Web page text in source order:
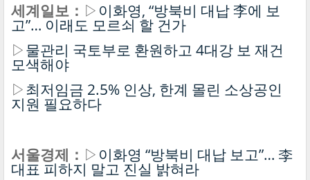
세계일보： ▷ 이화영, “방북비 대납 李에 보
고”… 이래도 모르쇠 할 건가
▷물관리 국토부로 환원하고 4대강 보 재건
모색해야
▷최저임금 2.5% 인상, 한계 몰린 소상공인
지원 필요하다
서울경제： ▷ 이화영 “방북비 대납 보고”… 李
대표 피하지 말고 진실 밝혀라